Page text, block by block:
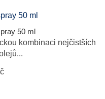
50 ml
kombinaci nejčistších